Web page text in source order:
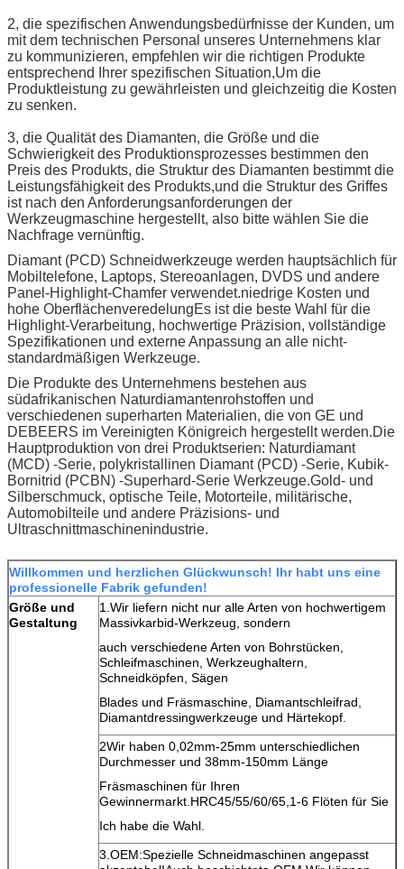
2, die spezifischen Anwendungsbedürfnisse der Kunden, um
mit dem technischen Personal unseres Unternehmens klar
zu kommunizieren, empfehlen wir die richtigen Produkte
entsprechend Ihrer spezifischen Situation,Um die
Produktleistung zu gewährleisten und gleichzeitig die Kosten
zu senken.
3, die Qualität des Diamanten, die Größe und die
Schwierigkeit des Produktionsprozesses bestimmen den
Preis des Produkts, die Struktur des Diamanten bestimmt die
Leistungsfähigkeit des Produkts,und die Struktur des Griffes
ist nach den Anforderungsanforderungen der
Werkzeugmaschine hergestellt, also bitte wählen Sie die
Nachfrage vernünftig.
Diamant (PCD) Schneidwerkzeuge werden hauptsächlich für
Mobiltelefone, Laptops, Stereoanlagen, DVDS und andere
Panel-Highlight-Chamfer verwendet.niedrige Kosten und
hohe OberflächenveredelungEs ist die beste Wahl für die
Highlight-Verarbeitung, hochwertige Präzision, vollständige
Spezifikationen und externe Anpassung an alle nicht-
standardmäßigen Werkzeuge.
Die Produkte des Unternehmens bestehen aus
südafrikanischen Naturdiamantenrohstoffen und
verschiedenen superharten Materialien, die von GE und
DEBEERS im Vereinigten Königreich hergestellt werden.Die
Hauptproduktion von drei Produktserien: Naturdiamant
(MCD) -Serie, polykristallinen Diamant (PCD) -Serie, Kubik-
Bornitrid (PCBN) -Superhard-Serie Werkzeuge.Gold- und
Silberschmuck, optische Teile, Motorteile, militärische,
Automobilteile und andere Präzisions- und
Ultraschnittmaschinenindustrie.
Willkommen und herzlichen Glückwunsch! Ihr habt uns eine
professionelle Fabrik gefunden!
Größe und
Gestaltung
1.Wir liefern nicht nur alle Arten von hochwertigem
Massivkarbid-Werkzeug, sondern
auch verschiedene Arten von Bohrstücken,
Schleifmaschinen, Werkzeughaltern,
Schneidköpfen, Sägen
Blades und Fräsmaschine, Diamantschleifrad,
Diamantdressingwerkzeuge und Härtekopf.
2Wir haben 0,02mm-25mm unterschiedlichen
Durchmesser und 38mm-150mm Länge
Fräsmaschinen für Ihren
Gewinnermarkt.HRC45/55/60/65,1-6 Flöten für Sie
Ich habe die Wahl.
3.OEM:Spezielle Schneidmaschinen angepasst